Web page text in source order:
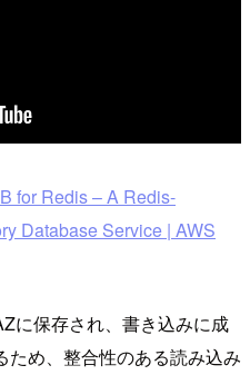
for Redis – A Redis-
Database Service | AWS
に保存され、書き込みに成
め、整合性のある読み込み